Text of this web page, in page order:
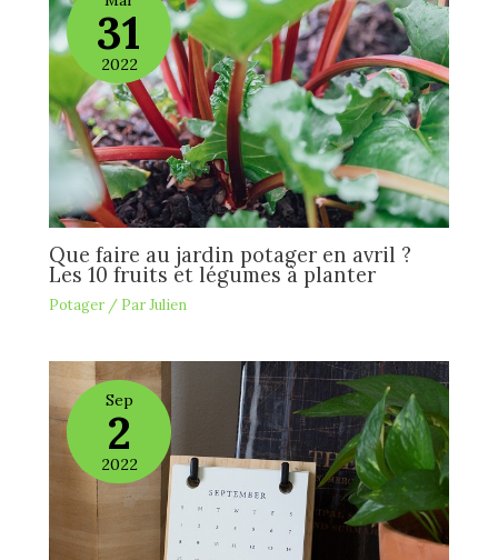
31
2022
Que faire au jardin potager en avril ?
Les 10 fruits et légumes à planter
Potager/ ParJulien
Sep
2
2022